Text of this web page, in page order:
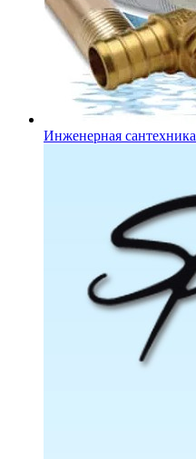
Инженерная сантехника